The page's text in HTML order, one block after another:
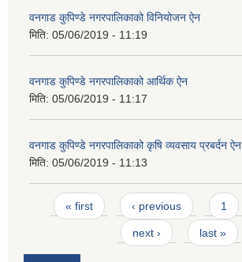
वनगाड कुपिण्डे नगरपालिकाको विनियोजन ऐन
मिति: 05/06/2019 - 11:19
वनगाड कुपिण्डे नगरपालिकाको आर्थिक ऐन
मिति: 05/06/2019 - 11:17
वनगाड कुपिण्डे नगरपालिकाको कृषि व्यवसाय प्रबर्दन ऐन
मिति: 05/06/2019 - 11:13
Pages
« first ‹ previous 1
next › last »